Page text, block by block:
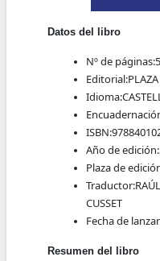
Datos del libro
Nº de páginas:
Editorial:
Idioma:
ISBN:
Año de edición:
Plaza de
Traductor:
CUSSET
Fecha de
Resumen del libro